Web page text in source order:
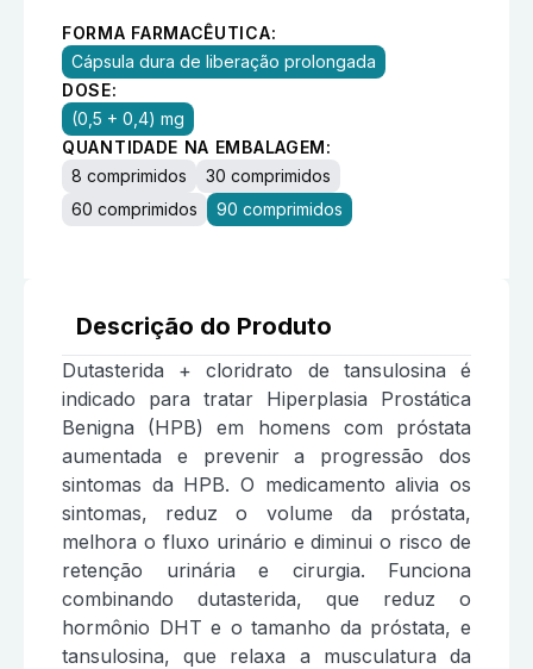
FORMA FARMACÊUTICA:
Cápsula dura de liberação prolongada
DOSE:
(0,5 + 0,4) mg
QUANTIDADE NA EMBALAGEM:
8 comprimidos
30 comprimidos
60 comprimidos
90 comprimidos
Descrição do Produto
Dutasterida + cloridrato de tansulosina é
indicado para tratar Hiperplasia Prostática
Benigna (HPB) em homens com próstata
aumentada e prevenir a progressão dos
sintomas da HPB. O medicamento alivia os
sintomas, reduz o volume da próstata,
melhora o fluxo urinário e diminui o risco de
retenção urinária e cirurgia. Funciona
combinando dutasterida, que reduz o
hormônio DHT e o tamanho da próstata, e
tansulosina, que relaxa a musculatura da